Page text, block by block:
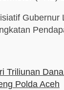
Triliunan
Polda Aceh